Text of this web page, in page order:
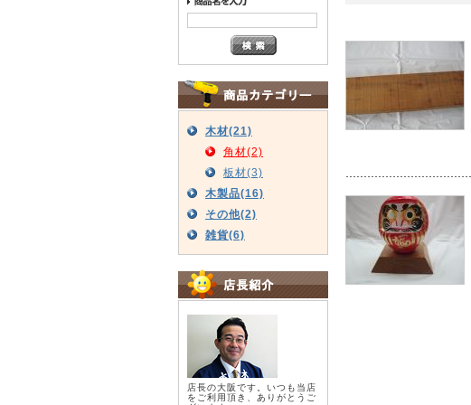
木材(21)
角材(2)
板材(3)
木製品(16)
その他(2)
雑貨(6)
店長の大阪です。いつも当店
をご利用頂き、ありがとうご